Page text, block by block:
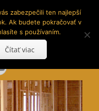
k Vám
zabezpečili ten najlepší
Ak budete pokračovať v
s používaním.
Čítať viac